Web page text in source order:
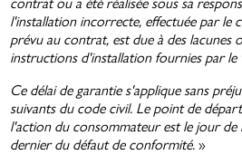
l'installation incorrecte, effectuée par le
prévu au contrat, est due à des lacunes
instructions d'installation fournies par le
Ce délai de garantie s'applique sans
suivants du code civil. Le point de
l'action du consommateur est le jour de
dernier du défaut de conformité.»